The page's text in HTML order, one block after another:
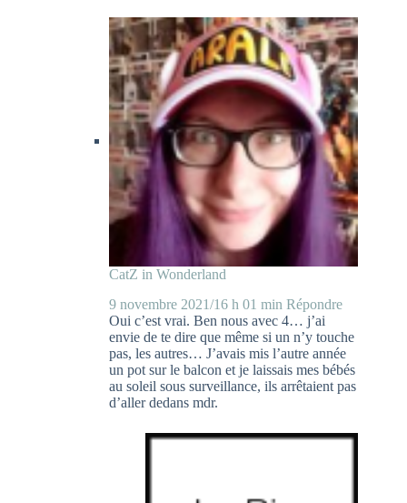
CatZ in Wonderland
9 novembre 2021/16 h 01 min Répondre
Oui c’est vrai. Ben nous avec 4… j’ai
envie de te dire que même si un n’y touche
pas, les autres… J’avais mis l’autre année
un pot sur le balcon et je laissais mes bébés
au soleil sous surveillance, ils arrêtaient pas
d’aller dedans mdr.